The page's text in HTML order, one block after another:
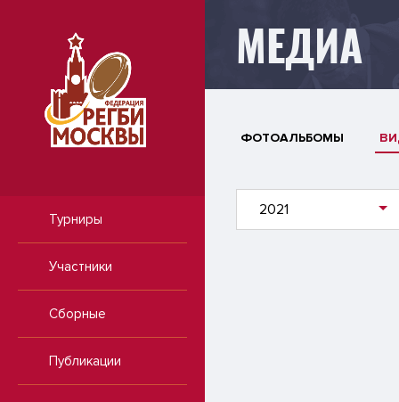
Турниры
Участники
Сборные
Публикации
МЕДИА
ФОТОАЛЬБОМЫ
2021